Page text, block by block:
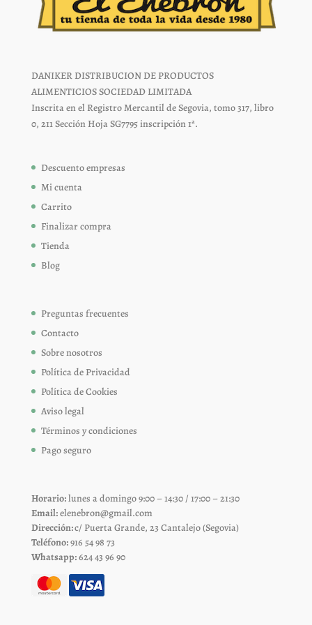
DANIKER DISTRIBUCION DE PRODUCTOS
ALIMENTICIOS SOCIEDAD LIMITADA
Inscrita en el Registro Mercantil de Segovia, tomo 317, libro
0, 211 Sección Hoja SG7795 inscripción 1ª.
Descuento empresas
Mi cuenta
Carrito
Finalizar compra
Tienda
Blog
Preguntas frecuentes
Contacto
Sobre nosotros
Política de Privacidad
Política de Cookies
Aviso legal
Términos y condiciones
Pago seguro
Horario:lunes a domingo 9:00 – 14:30 / 17:00 – 21:30
Email:elenebron@gmail.com
Dirección:c/ Puerta Grande, 23 Cantalejo (Segovia)
Teléfono:916 54 98 73
Whatsapp:624 43 96 90